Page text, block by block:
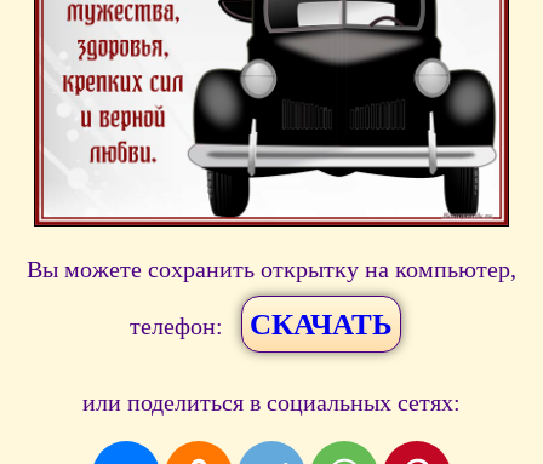
Вы можете сохранить открытку на компьютер,
телефон: СКАЧАТЬ
или поделиться в социальных сетях: